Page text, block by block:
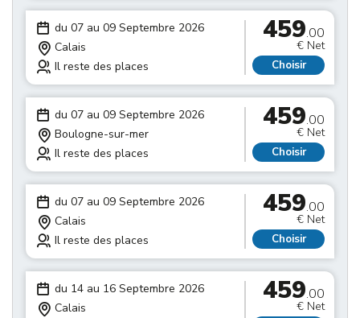
du 07 au 09 Septembre 2026
Calais
Il reste des places
459.00
€ Net
Choisir
du 07 au 09 Septembre 2026
Boulogne-sur-mer
Il reste des places
459.00
€ Net
Choisir
du 07 au 09 Septembre 2026
Calais
Il reste des places
459.00
€ Net
Choisir
du 14 au 16 Septembre 2026
Calais
459.00
€ Net